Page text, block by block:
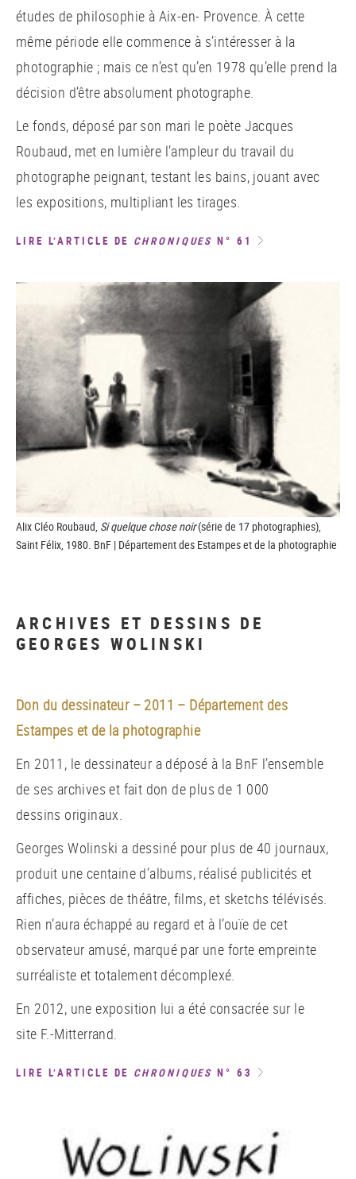
études de philosophie à Aix-en- Provence. À cette
même période elle commence à s’intéresser à la
photographie ; mais ce n’est qu’en 1978 qu’elle prend la
décision d’être absolument photographe.
Le fonds, déposé par son mari le poète Jacques
Roubaud, met en lumière l’ampleur du travail du
photographe peignant, testant les bains, jouant avec
les expositions, multipliant les tirages.
LIRE L’ARTICLE DE CHRONIQUES N° 61
Alix Cléo Roubaud, Si quelque chose noir(série de 17 photographies),
Saint Félix, 1980. BnF | Département des Estampes et de la photographie
ARCHIVES ET DESSINS DE
GEORGES WOLINSKI
Don du dessinateur – 2011 – Département des
Estampes et de la photographie
En 2011, le dessinateur a déposé à la BnF l’ensemble
de ses archives et fait don de plus de 1 000
dessins originaux.
Georges Wolinski a dessiné pour plus de 40 journaux,
produit une centaine d’albums, réalisé publicités et
affiches, pièces de théâtre, films, et sketchs télévisés.
Rien n’aura échappé au regard et à l’ouïe de cet
observateur amusé, marqué par une forte empreinte
surréaliste et totalement décomplexé.
En 2012, une exposition lui a été consacrée sur le
site F.-Mitterrand.
LIRE L’ARTICLE DE CHRONIQUES N° 63